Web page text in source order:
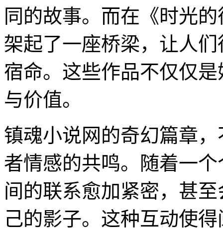
同的故事。而在《时光
架起了一座桥梁，让人
宿命。这些作品不仅仅
与价值。
镇魂小说网的奇幻篇章
者情感的共鸣。随着一
间的联系愈加紧密，甚
己的影子。这种互动使